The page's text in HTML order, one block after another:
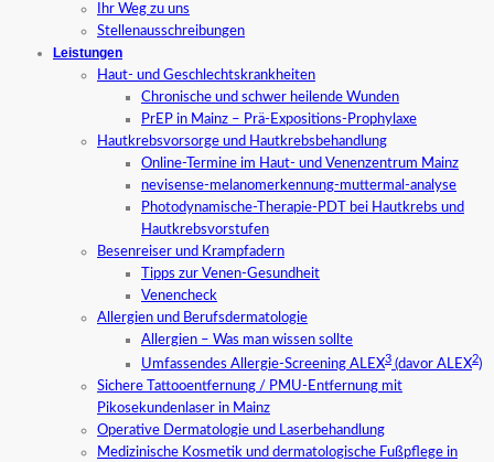
Ihr Weg zu uns
Stellenausschreibungen
Leistungen
Haut- und Geschlechtskrankheiten
Chronische und schwer heilende Wunden
PrEP in Mainz – Prä-Expositions-Prophylaxe
Hautkrebsvorsorge und Hautkrebsbehandlung
Online-Termine im Haut- und Venenzentrum Mainz
nevisense-melanomerkennung-muttermal-analyse
Photodynamische-Therapie-PDT bei Hautkrebs und
Hautkrebsvorstufen
Besenreiser und Krampfadern
Tipps zur Venen-Gesundheit
Venencheck
Allergien und Berufsdermatologie
Allergien – Was man wissen sollte
Umfassendes Allergie-Screening ALEX3 (davor ALEX2)
Sichere Tattooentfernung / PMU-Entfernung mit
Pikosekundenlaser in Mainz
Operative Dermatologie und Laserbehandlung
Medizinische Kosmetik und dermatologische Fußpflege in